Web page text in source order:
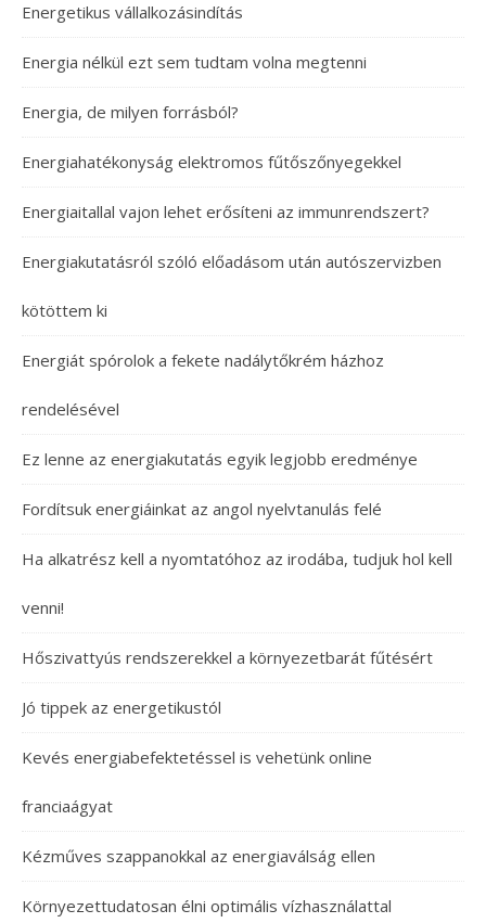
Energetikus vállalkozásindítás
Energia nélkül ezt sem tudtam volna megtenni
Energia, de milyen forrásból?
Energiahatékonyság elektromos fűtőszőnyegekkel
Energiaitallal vajon lehet erősíteni az immunrendszert?
Energiakutatásról szóló előadásom után autószervizben
kötöttem ki
Energiát spórolok a fekete nadálytőkrém házhoz
rendelésével
Ez lenne az energiakutatás egyik legjobb eredménye
Fordítsuk energiáinkat az angol nyelvtanulás felé
Ha alkatrész kell a nyomtatóhoz az irodába, tudjuk hol kell
venni!
Hőszivattyús rendszerekkel a környezetbarát fűtésért
Jó tippek az energetikustól
Kevés energiabefektetéssel is vehetünk online
franciaágyat
Kézműves szappanokkal az energiaválság ellen
Környezettudatosan élni optimális vízhasználattal